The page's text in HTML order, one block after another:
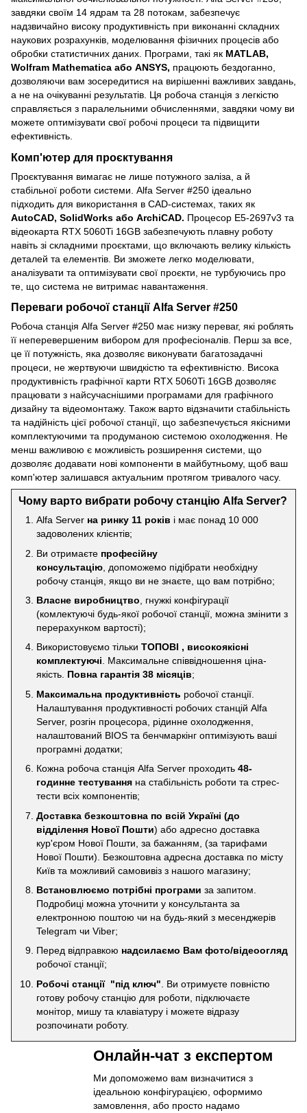
завдяки своїм 14 ядрам та 28 потокам, забезпечує
надзвичайно високу продуктивність при виконанні складних
наукових розрахунків, моделювання фізичних процесів або
обробки статистичних даних. Програми, такі як MATLAB,
Wolfram Mathematica або ANSYS, працюють бездоганно,
дозволяючи вам зосередитися на вирішенні важливих завдань,
а не на очікуванні результатів. Ця робоча станція з легкістю
справляється з паралельними обчисленнями, завдяки чому ви
можете оптимізувати свої робочі процеси та підвищити
ефективність.
Комп'ютер для проєктування
Проєктування вимагає не лише потужного заліза, а й
стабільної роботи системи. Alfa Server #250 ідеально
підходить для використання в CAD-системах, таких як
AutoCAD, SolidWorks або ArchiCAD. Процесор E5-2697v3 та
відеокарта RTX 5060Ti 16GB забезпечують плавну роботу
навіть зі складними проєктами, що включають велику кількість
деталей та елементів. Ви зможете легко моделювати,
аналізувати та оптимізувати свої проєкти, не турбуючись про
те, що система не витримає навантаження.
Переваги робочої станції Alfa Server #250
Робоча станція Alfa Server #250 має низку переваг, які роблять
її неперевершеним вибором для професіоналів. Перш за все,
це її потужність, яка дозволяє виконувати багатозадачні
процеси, не жертвуючи швидкістю та ефективністю. Висока
продуктивність графічної карти RTX 5060Ti 16GB дозволяє
працювати з найсучаснішими програмами для графічного
дизайну та відеомонтажу. Також варто відзначити стабільність
та надійність цієї робочої станції, що забезпечується якісними
комплектуючими та продуманою системою охолодження. Не
менш важливою є можливість розширення системи, що
дозволяє додавати нові компоненти в майбутньому, щоб ваш
комп'ютер залишався актуальним протягом тривалого часу.
Чому варто вибрати робочу станцію Alfa Server?
Alfa Server на ринку 11 років і має понад 10 000
задоволених клієнтів;
Ви отримаєте професійну
консультацію , допоможемо підібрати необхідну
робочу станція, якщо ви не знаєте, що вам потрібно;
Власне виробництво , гнужкі конфігурації
(комлектуючі будь-якої робочої станції, можна змінити з
перерахунком вартості);
Використовуємо тільки ТОПОВІ , високоякісні
комплектуючі. Максимальне співвідношення ціна-
якість. Повна гарантія 38 місяців;
Максимальна продуктивність робочої станції.
Налаштування продуктивності робочих станцій Alfa
Server, розгін процесора, рідинне охолодження,
налаштований BIOS та бенчмаркінг оптимізують ваші
програмні додатки;
Кожна робоча станція Alfa Server проходить 48-
годинне тестування на стабільність роботи та стрес-
тести всіх компонентів;
Доставка безкоштовна по всій Україні (до
відділення Нової Пошти) або адресно доставка
кур'єром Нової Пошти, за бажанням, (за тарифами
Нової Пошти). Безкоштовна адресна доставка по місту
Київ та можливий самовивіз з нашого магазину;
Встановлюємо потрібні програми за запитом.
Подробиці можна уточнити у консультанта за
електронною поштою чи на будь-який з месенджерів
Telegram чи Viber;
Перед відправкою надсилаємо Вам фото/відеоогляд
робочої станції;
Робочі станції "під ключ" . Ви отримуєте повністю
готову робочу станцію для роботи, підключаєте
монітор, мишу та клавіатуру і можете відразу
розпочинати роботу.
Онлайн-чат з експертом
Ми допоможемо вам визначитися з
ідеальною конфігурацією, оформимо
замовлення, або просто надамо